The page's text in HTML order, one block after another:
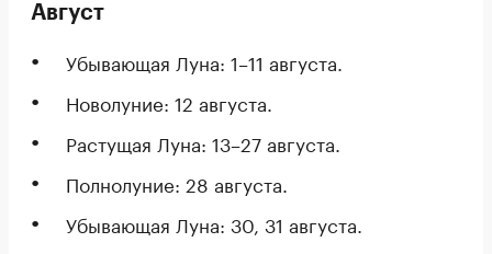
Август
Убывающая Луна: 1–11 августа.
Новолуние: 12 августа.
Растущая Луна: 13–27 августа.
Полнолуние: 28 августа.
Убывающая Луна: 30, 31 августа.